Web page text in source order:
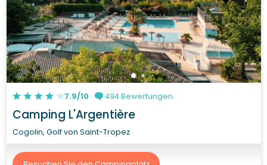
7.9/10 494 Bewertungen
Camping L'Argentière
Cogolin, Golf von Saint-Tropez